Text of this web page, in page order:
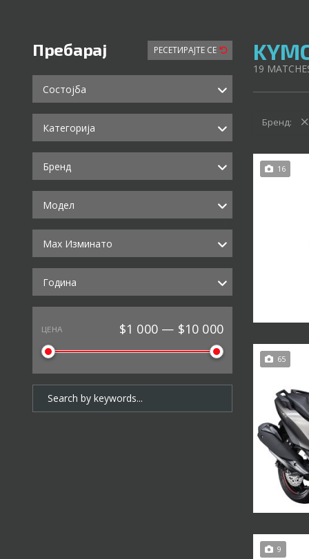
Пребарај РЕСЕТИРАЈТЕ СЕ
Состојба
Категорија
Бренд
Модел
Max Изминато
Година
ЦЕНА $1 000 — $10 000
19
Бренд:
16
65
9